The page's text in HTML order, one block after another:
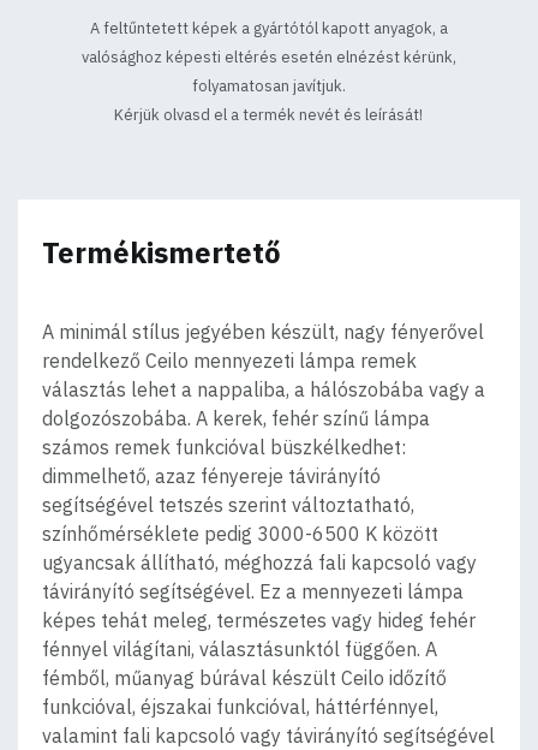
A feltűntetett képek a gyártótól kapott anyagok, a
valósághoz képesti eltérés esetén elnézést kérünk,
folyamatosan javítjuk.
Kérjük olvasd el a termék nevét és leírását!
Termékismertető
A minimál stílus jegyében készült, nagy fényerővel
rendelkező Ceilo mennyezeti lámpa remek
választás lehet a nappaliba, a hálószobába vagy a
dolgozószobába. A kerek, fehér színű lámpa
számos remek funkcióval büszkélkedhet:
dimmelhető, azaz fényereje távirányító
segítségével tetszés szerint változtatható,
színhőmérséklete pedig 3000-6500 K között
ugyancsak állítható, méghozzá fali kapcsoló vagy
távirányító segítségével. Ez a mennyezeti lámpa
képes tehát meleg, természetes vagy hideg fehér
fénnyel világítani, választásunktól függően. A
fémből, műanyag búrával készült Ceilo időzítő
funkcióval, éjszakai funkcióval, háttérfénnyel,
valamint fali kapcsoló vagy távirányító segítségével